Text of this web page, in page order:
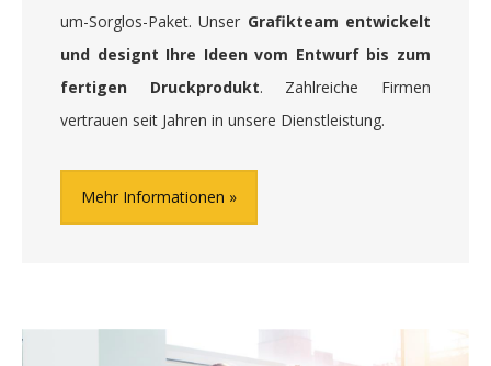
um-Sorglos-Paket. Unser Grafikteam entwickelt
und designt Ihre Ideen vom Entwurf bis zum
fertigen Druckprodukt. Zahlreiche Firmen
vertrauen seit Jahren in unsere Dienstleistung.
Mehr Informationen